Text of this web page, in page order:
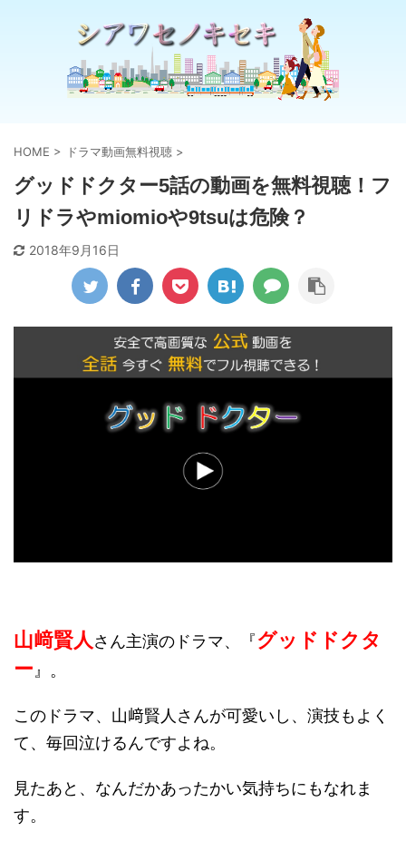
HOME > ドラマ動画無料視聴 >
グッドドクター5話の動画を無料視聴！フ
リドラやmiomioや9tsuは危険？
2018年9月16日
山﨑賢人さん主演のドラマ、『グッドドクタ
ー』。
このドラマ、山﨑賢人さんが可愛いし、演技もよく
て、毎回泣けるんですよね。
見たあと、なんだかあったかい気持ちにもなれま
す。